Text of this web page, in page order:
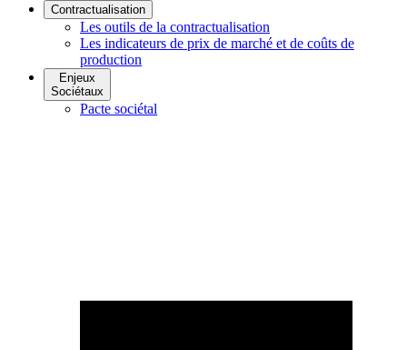
Contractualisation
Les outils de la contractualisation
Les indicateurs de prix de marché et de coûts de
production
Enjeux
Sociétaux
Pacte sociétal